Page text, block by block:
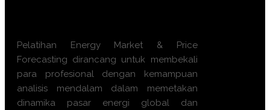
Pelatihan Energy Market & Price
Forecasting dirancang untuk membekali
para profesional dengan kemampuan
analisis mendalam dalam memetakan
dinamika pasar energi global dan